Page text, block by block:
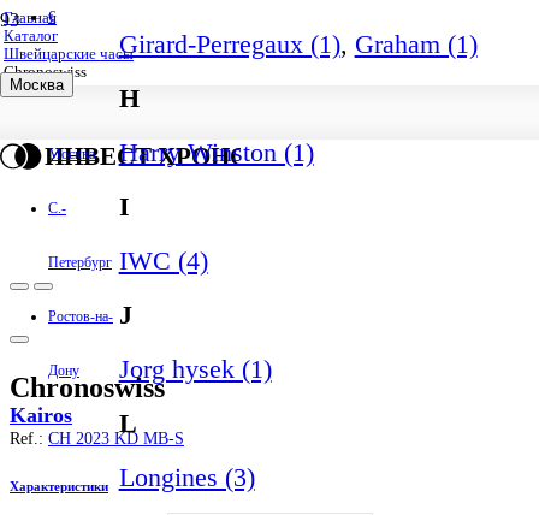
€
Москва
Москва
С.-
Петербург
Ростов-на-
Дону
Girard-Perregaux (1), Graham (1)
H
Harry Winston (1)
I
IWC (4)
J
Jorg hysek (1)
L
Longines (3)
ИНВЕСТ ХРОНО
Главная
Каталог
Швейцарские часы
Chronoswiss
Chronoswiss
Kairos
Ref.: CH 2023 KD MB-S
Характеристики